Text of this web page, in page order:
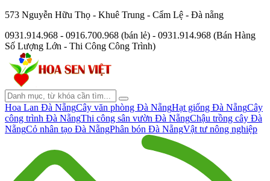
573 Nguyễn Hữu Thọ - Khuê Trung - Cẩm Lệ - Đà nẵng
0931.914.968 - 0916.700.968 (bán lẻ) - 0931.914.968 (Bán Hàng
Số Lượng Lớn - Thi Công Công Trình)
Hoa Lan Đà NẵngCây văn phòng Đà NẵngHạt giống Đà NẵngCây
công trình Đà NẵngThi công sân vườn Đà NẵngChậu trồng cây Đà
NẵngCỏ nhân tạo Đà NẵngPhân bón Đà NẵngVật tư nông nghiệp